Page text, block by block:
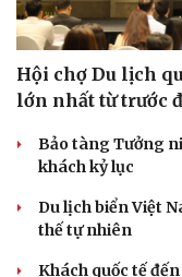
Hội chợ Du lịch
lớn nhất từ trước
Bảo tàng Tưởng
khách kỷ lục
Du lịch biển Việt
thế tự nhiên
Khách quốc tế